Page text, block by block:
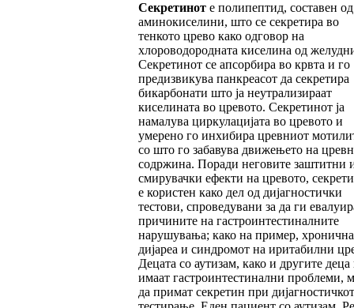
Секретиноте полипептид, составен
аминокиселини, што се секретира во
тенкото црево како одговор на
хлороводородната киселина од
Секретинот се апсорбира во крвта и го
предизвикува панкреасот да секретира
бикарбонати што ја неутрализираат
киселината во цревото. Секретинот ја
намалува циркулацијата во цревото и
умерено го инхибира цревниот
со што го забавува движењето на
содржина. Поради неговите заштитни
смирувачки ефекти на цревото,
е користен како дел од дијагностички
тестови, спроведувани за да ги
причините на гастроинтестиналните
нарушувања; како на пример,
дијареа и синдромот на иритабилни
Децата со аутизам, како и другите
имаат гастроинтестинални проблеми,
да примат секретин при